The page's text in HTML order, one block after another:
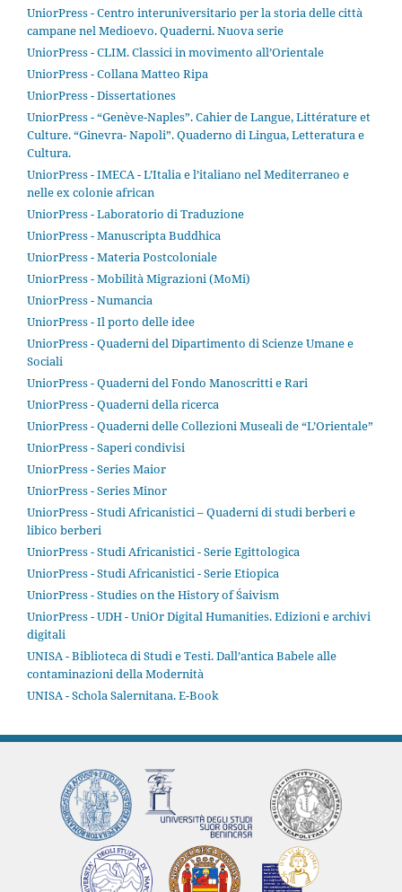
UniorPress - Centro interuniversitario per la storia delle città
campane nel Medioevo. Quaderni. Nuova serie
UniorPress - CLIM. Classici in movimento all’Orientale
UniorPress - Collana Matteo Ripa
UniorPress - Dissertationes
UniorPress - “Genève-Naples”. Cahier de Langue, Littérature et
Culture. “Ginevra- Napoli”. Quaderno di Lingua, Letteratura e
Cultura.
UniorPress - IMECA - L’Italia e l’italiano nel Mediterraneo e
nelle ex colonie african
UniorPress - Laboratorio di Traduzione
UniorPress - Manuscripta Buddhica
UniorPress - Materia Postcoloniale
UniorPress - Mobilità Migrazioni (MoMi)
UniorPress - Numancia
UniorPress - Il porto delle idee
UniorPress - Quaderni del Dipartimento di Scienze Umane e
Sociali
UniorPress - Quaderni del Fondo Manoscritti e Rari
UniorPress - Quaderni della ricerca
UniorPress - Quaderni delle Collezioni Museali de “L’Orientale”
UniorPress - Saperi condivisi
UniorPress - Series Maior
UniorPress - Series Minor
UniorPress - Studi Africanistici – Quaderni di studi berberi e
libico berberi
UniorPress - Studi Africanistici - Serie Egittologica
UniorPress - Studi Africanistici - Serie Etiopica
UniorPress - Studies on the History of Śaivism
UniorPress - UDH - UniOr Digital Humanities. Edizioni e archivi
digitali
UNISA - Biblioteca di Studi e Testi. Dall’antica Babele alle
contaminazioni della Modernità
UNISA - Schola Salernitana. E-Book